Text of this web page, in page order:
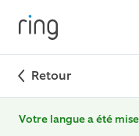
Retour
Votre langue a été